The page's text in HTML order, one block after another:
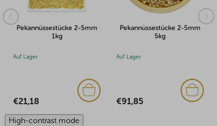
Pekannüssestücke 2-5mm
1kg
Auf Lager
€21,18
Pekannüssestücke 2-5mm
5kg
Auf Lager
€91,85
High-contrast mode